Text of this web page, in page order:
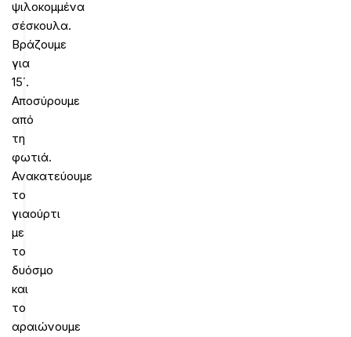
ψιλοκομμένα
σέσκουλα.
Βράζουμε
για
15΄.
Αποσύρουμε
από
τη
φωτιά.
Ανακατεύουμε
το
γιαούρτι
με
το
δυόσμο
και
το
αραιώνουμε